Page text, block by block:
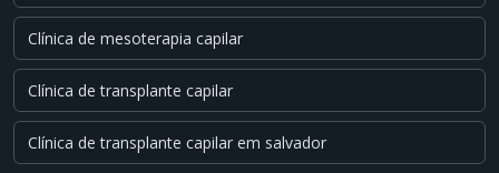
Clínica de mesoterapia capilar
Clínica de transplante capilar
Clínica de transplante capilar em salvador